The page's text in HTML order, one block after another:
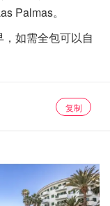
Palmas。
如需全包可以自
复制